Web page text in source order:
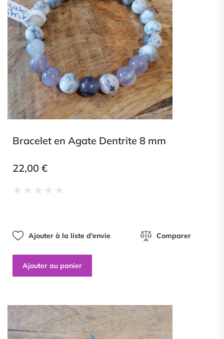
Bracelet en Agate Dentrite 8 mm
22,00 €
★ ★ ★ ★ ★
Ajouter à la liste d'envie Comparer
Ajouter au panier